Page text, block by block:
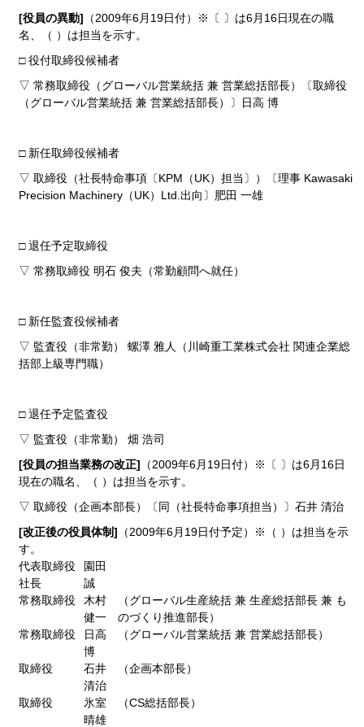
[役員の異動] （2009年6月19日付）※〔 〕は6月16日現在の職
名、（ ）は担当を示す。
□ 役付取締役候補者
▽ 常務取締役（グローバル営業統括 兼 営業総括部長）〔取締役
（グローバル営業統括 兼 営業総括部長）〕日高 博
□ 新任取締役候補者
▽ 取締役（社長特命事項〔KPM（UK）担当〕）〔理事 Kawasaki
Precision Machinery（UK）Ltd.出向〕肥田 一雄
□ 退任予定取締役
▽ 常務取締役 明石 俊夫（常勤顧問へ就任）
□ 新任監査役候補者
▽ 監査役（非常勤） 螺澤 雅人（川崎重工業株式会社 関連企業総
括部上級専門職）
□ 退任予定監査役
▽ 監査役（非常勤） 畑 浩司
[役員の担当業務の改正] （2009年6月19日付）※〔 〕は6月16日
現在の職名、（ ）は担当を示す。
▽ 取締役（企画本部長）〔同（社長特命事項担当）〕石井 清治
[改正後の役員体制] （2009年6月19日付予定）※（ ）は担当を示
す。
代表取締役
社長
園田
誠
常務取締役
木村
健一
（グローバル生産統括 兼 生産総括部長 兼 も
のづくり推進部長）
常務取締役
日高
博
（グローバル営業統括 兼 営業総括部長）
取締役
石井
清治
（企画本部長）
取締役
氷室
晴雄
（CS総括部長）